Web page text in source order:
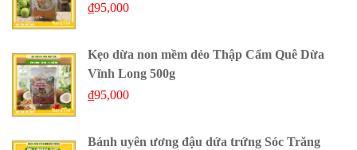
₫95,000
Kẹo dừa non mềm dẻo Thập Cẩm Quê Dừa
Vĩnh Long 500g
₫95,000
Bánh uyên ương đậu dứa trứng Sóc Trăng